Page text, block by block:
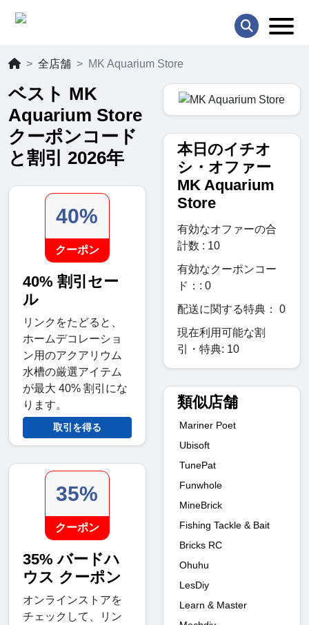
全店舗 MK Aquarium Store
ベスト MK
Aquarium Store
クーポンコード
と割引 2026年
40%
クーポン
40% 割引セー
ル
リンクをたどると、
ホームデコレーショ
ン用のアクアリウム
水槽の厳選アイテム
が最大 40% 割引にな
ります。
取引を得る
35%
クーポン
35% バードハ
ウス クーポン
オンラインストアを
チェックして、リン
本日のイチオ
シ・オファー
MK Aquarium
Store
有効なオファーの合
計数 : 10
有効なクーポンコー
ド：: 0
配送に関する特典： 0
現在利用可能な割
引・特典: 10
類似店舗
Mariner Poet
Ubisoft
TunePat
Funwhole
MineBrick
Fishing Tackle & Bait
Bricks RC
Ohuhu
LesDiy
Learn & Master